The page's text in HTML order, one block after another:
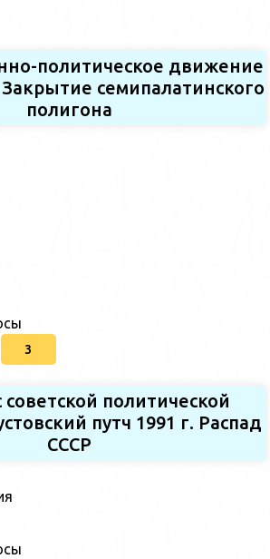
политическое движение
Закрытие семипалатинского
полигона
3
советской политической
путч 1991 г. Распад
СССР